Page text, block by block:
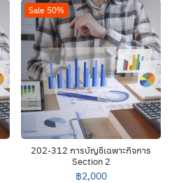
Sale 50%
202-312 การบัญชีเฉพาะกิจการ
Section 2
฿2,000